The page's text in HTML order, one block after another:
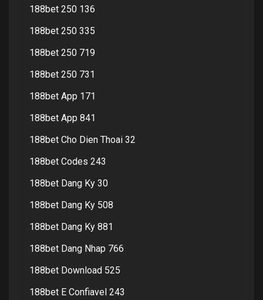
188bet 250 136
188bet 250 335
188bet 250 719
188bet 250 731
188bet App 171
188bet App 841
188bet Cho Dien Thoai 32
188bet Codes 243
188bet Dang Ky 30
188bet Dang Ky 508
188bet Dang Ky 881
188bet Dang Nhap 766
188bet Download 525
188bet E Confiavel 243